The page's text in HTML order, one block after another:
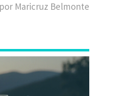
por Maricruz Belmonte